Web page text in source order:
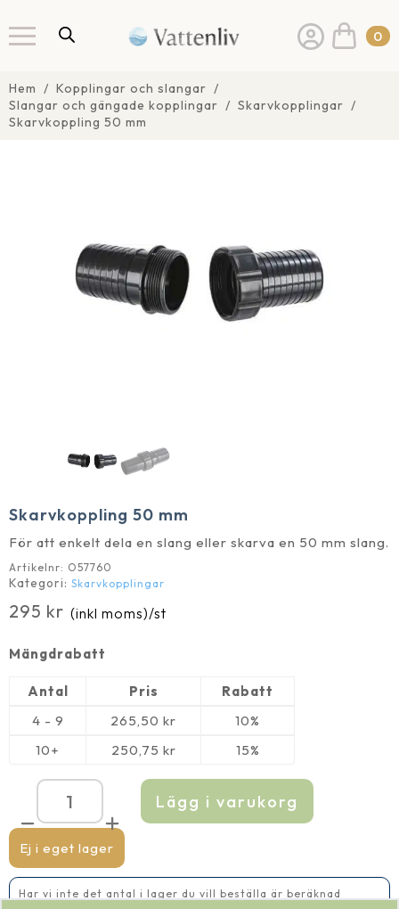
0
Hem
Kopplingar och slangar
Slangar och gängade kopplingar
Skarvkopplingar
Skarvkoppling 50 mm
Skarvkoppling 50 mm
För att enkelt dela en slang eller skarva en 50 mm slang.
Artikelnr: O57760
Kategori: Skarvkopplingar
295 kr (inkl moms)/st
Mängdrabatt
Antal Pris
Rabatt
4 - 9
265,50 kr
10%
10+
250,75 kr 15%
Ej i eget lager
Skarvkoppling
50
mm
mängd
Lägg i varukorg
Har vi inte det antal i lager du vill beställa är beräknad